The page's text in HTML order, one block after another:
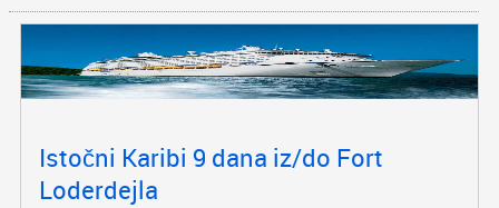
Istočni Karibi 9 dana iz/do Fort
Loderdejla